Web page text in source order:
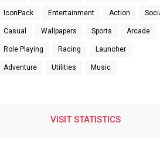
Kiêng trì z
Anonymous
Đã tải lên rồi làm các bước thì cho đi
IconPack Entertainment Action
Casual Wallpapers Sports Arcade
Role Playing Racing Launcher
Adventure Utilities Music
VISIT STATISTICS